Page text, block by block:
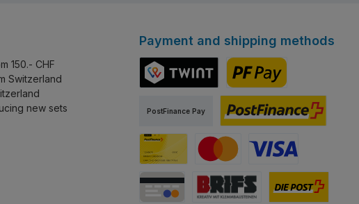
150.- CHF
Switzerland
new sets
Payment and shipping methods
PostFinance Pay
PostFinance Pay